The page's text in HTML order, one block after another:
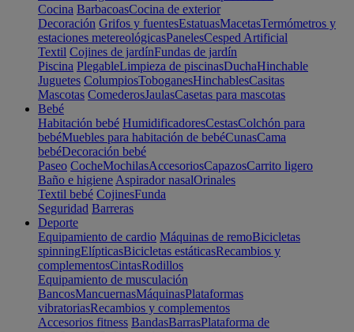
Cocina BarbacoasCocina de exterior
Decoración Grifos y fuentesEstatuasMacetasTermómetros y
estaciones metereológicasPanelesCesped Artificial
Textil Cojines de jardínFundas de jardín
Piscina PlegableLimpieza de piscinasDuchaHinchable
Juguetes ColumpiosToboganesHinchablesCasitas
Mascotas ComederosJaulasCasetas para mascotas
Bebé
Habitación bebé HumidificadoresCestasColchón para
bebéMuebles para habitación de bebéCunasCama
bebéDecoración bebé
Paseo CocheMochilasAccesoriosCapazosCarrito ligero
Baño e higiene Aspirador nasalOrinales
Textil bebé CojinesFunda
Seguridad Barreras
Deporte
Equipamiento de cardio Máquinas de remoBicicletas
spinningElípticasBicicletas estáticasRecambios y
complementosCintasRodillos
Equipamiento de musculación
BancosMancuernasMáquinasPlataformas
vibratoriasRecambios y complementos
Accesorios fitness BandasBarrasPlataforma de